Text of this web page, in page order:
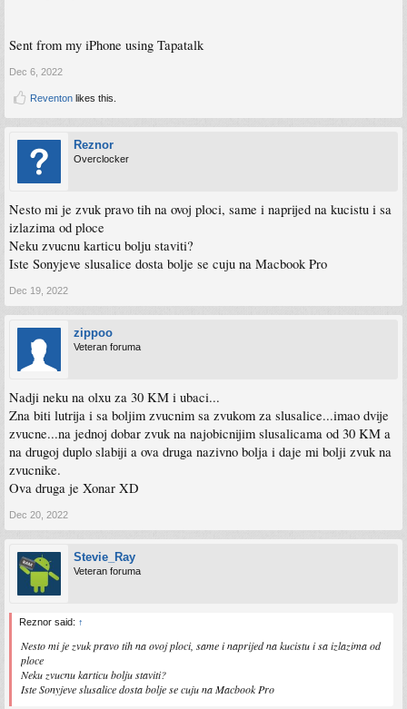
Sent from my iPhone using Tapatalk
Dec 6, 2022
Reventon likes this.
Reznor
Overclocker
Nesto mi je zvuk pravo tih na ovoj ploci, same i naprijed na kucistu i sa
izlazima od ploce
Neku zvucnu karticu bolju staviti?
Iste Sonyjeve slusalice dosta bolje se cuju na Macbook Pro
Dec 19, 2022
zippoo
Veteran foruma
Nadji neku na olxu za 30 KM i ubaci...
Zna biti lutrija i sa boljim zvucnim sa zvukom za slusalice...imao dvije
zvucne...na jednoj dobar zvuk na najobicnijim slusalicama od 30 KM a
na drugoj duplo slabiji a ova druga nazivno bolja i daje mi bolji zvuk na
zvucnike.
Ova druga je Xonar XD
Dec 20, 2022
Stevie_Ray
Veteran foruma
Reznor said: ↑
Nesto mi je zvuk pravo tih na ovoj ploci, same i naprijed na kucistu i sa izlazima od
ploce
Neku zvucnu karticu bolju staviti?
Iste Sonyjeve slusalice dosta bolje se cuju na Macbook Pro